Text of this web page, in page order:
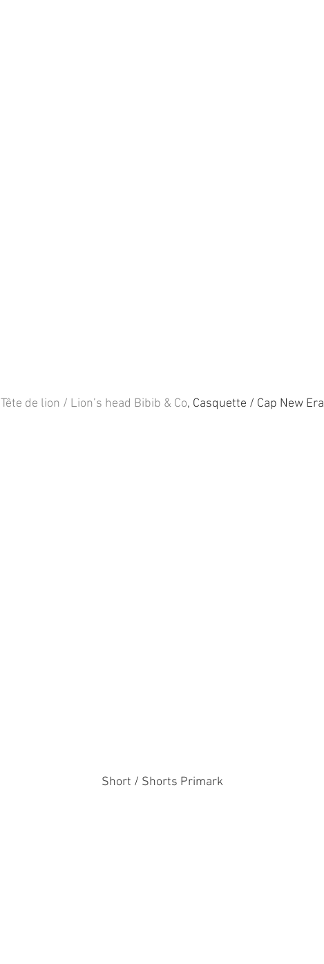
Tête de lion / Lion’s head Bibib & Co, Casquette / Cap New Era
Short / Shorts Primark